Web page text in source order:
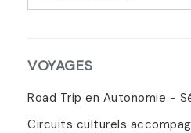
VOYAGES
Road Trip en Autonomie -
Circuits culturels